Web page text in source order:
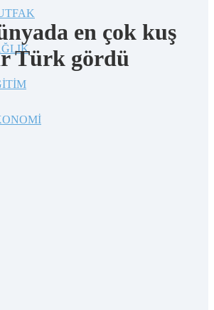
en çok kuş
Türk gördü